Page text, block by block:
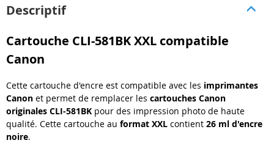
Descriptif
Cartouche CLI-581BK XXL compatible
Canon
Cette cartouche d'encre est compatible avec les imprimantes
Canon et permet de remplacer les cartouches Canon
originales CLI-581BK pour des impression photo de haute
qualité. Cette cartouche au format XXL contient 26 ml d'encre
noire.